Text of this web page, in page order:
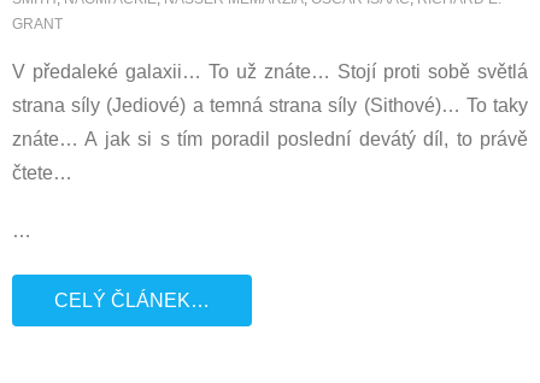
GRANT
V předaleké galaxii… To už znáte… Stojí proti sobě světlá
strana síly (Jediové) a temná strana síly (Sithové)… To taky
znáte… A jak si s tím poradil poslední devátý díl, to právě
čtete…
…
CELÝ ČLÁNEK…